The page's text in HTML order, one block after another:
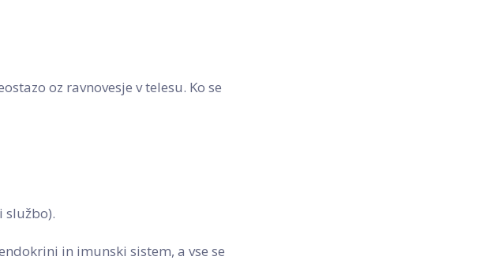
oz ravnovesje v telesu. Ko se
službo).
in imunski sistem, a vse se